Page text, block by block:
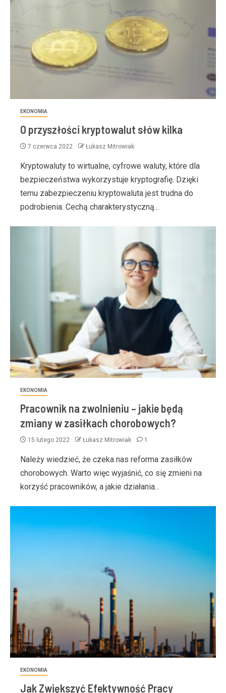
EKONOMIA
O przyszłości kryptowalut słów kilka
7 czerwca 2022 Łukasz Mitrowiak
Kryptowaluty to wirtualne, cyfrowe waluty, które dla
bezpieczeństwa wykorzystuje kryptografię. Dzięki
temu zabezpieczeniu kryptowaluta jest trudna do
podrobienia. Cechą charakterystyczną...
EKONOMIA
Pracownik na zwolnieniu – jakie będą
zmiany w zasiłkach chorobowych?
15 lutego 2022 Łukasz Mitrowiak 1
Należy wiedzieć, że czeka nas reforma zasiłków
chorobowych. Warto więc wyjaśnić, co się zmieni na
korzyść pracowników, a jakie działania...
EKONOMIA
Jak Zwiększyć Efektywność Pracy